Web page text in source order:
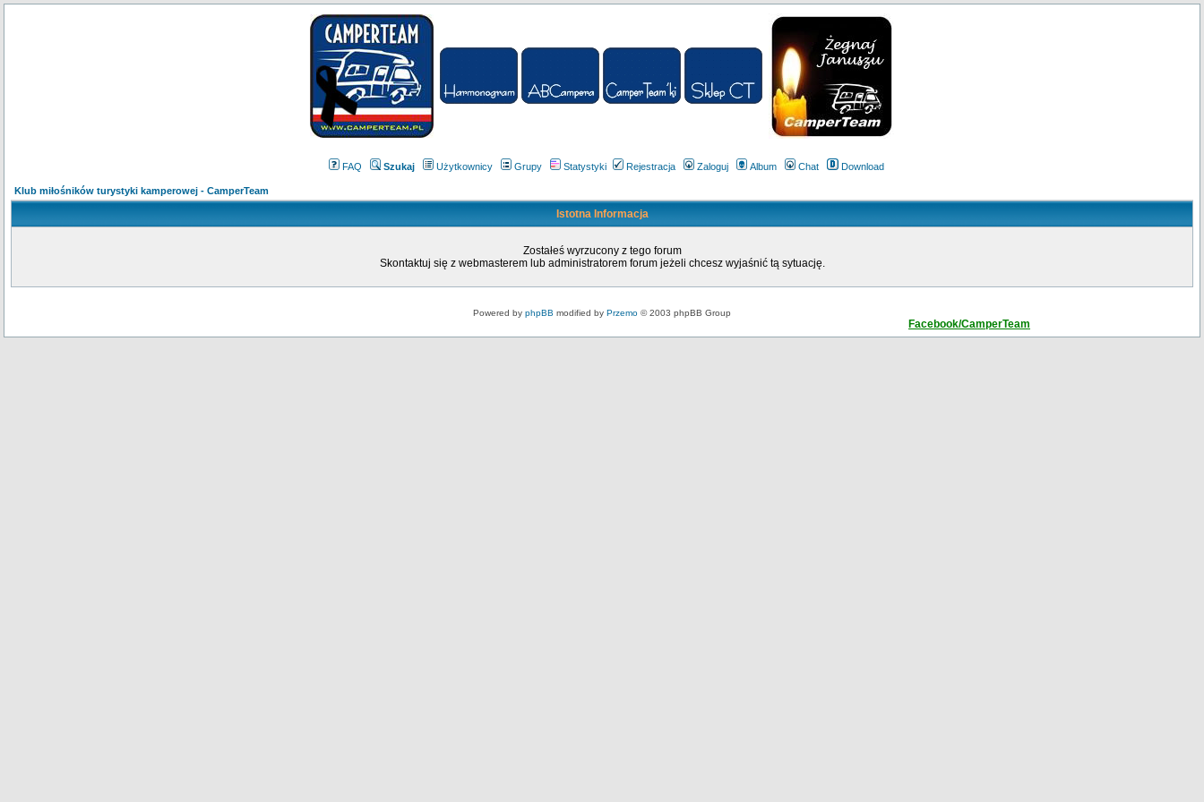
FAQ Szukaj Użytkownicy Grupy Statystyki Rejestracja Zaloguj Album Chat Download
Klub miłośników turystyki kamperowej - CamperTeam
Istotna Informacja
Zostałeś wyrzucony z tego forum
Skontaktuj się z webmasterem lub administratorem forum jeżeli chcesz wyjaśnić tą sytuację.
Powered by phpBB modified by Przemo © 2003 phpBB Group
Facebook/CamperTeam